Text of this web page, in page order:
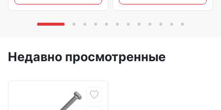
Недавно просмотренные